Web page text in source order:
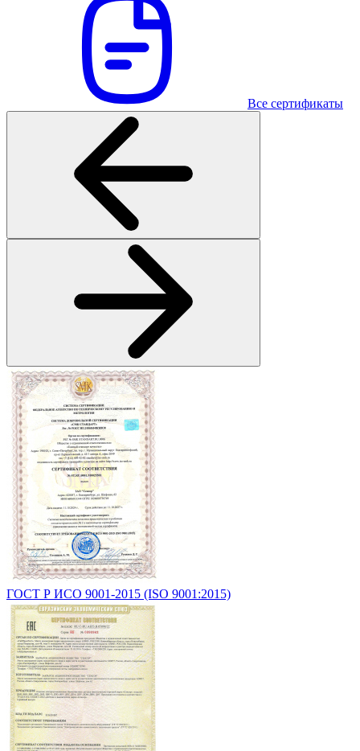
Все сертификаты
ГОСТ Р ИСО 9001-2015 (ISO 9001:2015)